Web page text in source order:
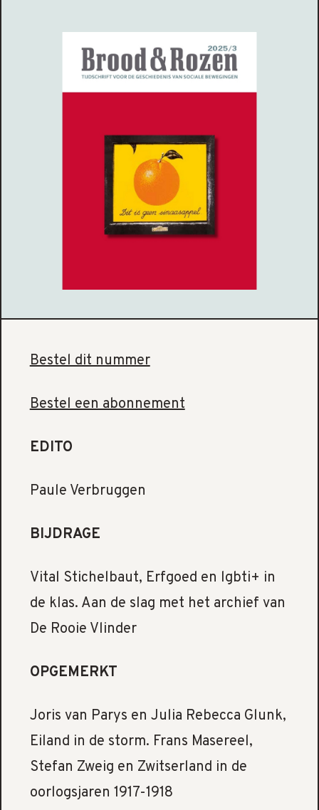
Bestel dit nummer
Bestel een abonnement
EDITO
Paule Verbruggen
BIJDRAGE
Vital Stichelbaut, Erfgoed en lgbti+ in
de klas. Aan de slag met het archief van
De Rooie Vlinder
OPGEMERKT
Joris van Parys en Julia Rebecca Glunk,
Eiland in de storm. Frans Masereel,
Stefan Zweig en Zwitserland in de
oorlogsjaren 1917-1918